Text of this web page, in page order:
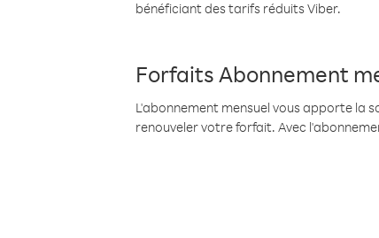
bénéficiant des tarifs réduits Viber.
Forfaits Abonnement
L'abonnement mensuel vous apporte la
renouveler votre forfait. Avec